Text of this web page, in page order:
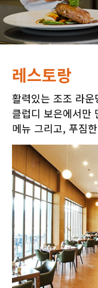
레스토랑
활력있는 조조 라
클럽디 보은에서만
메뉴 그리고, 푸짐